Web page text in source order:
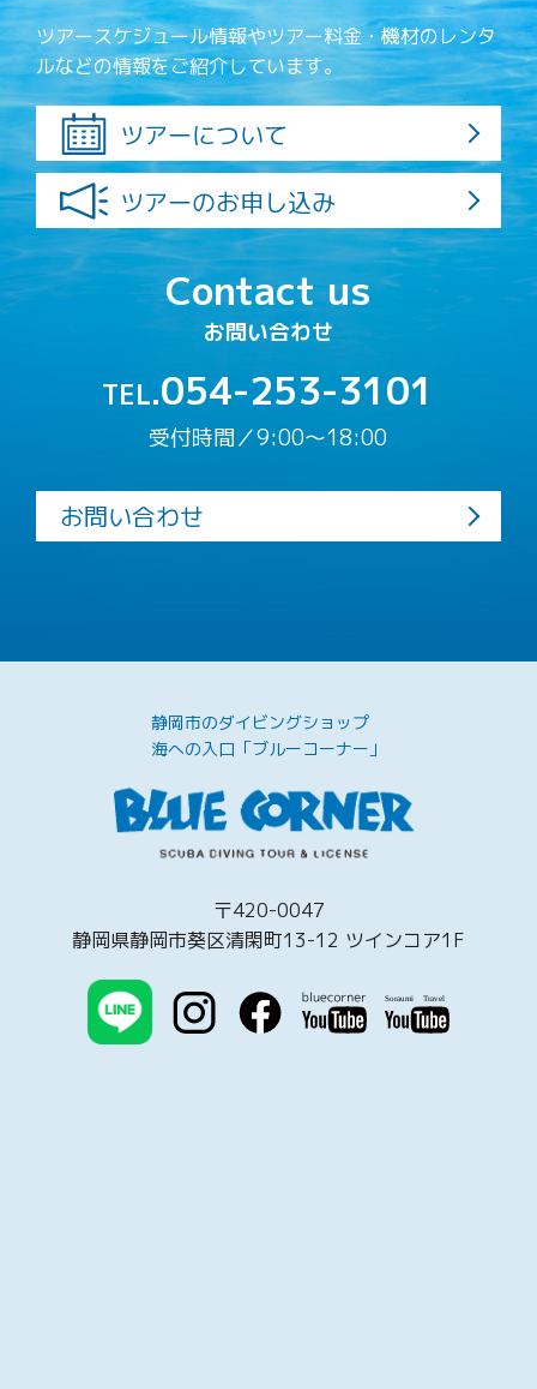
ツアースケジュール情報やツアー料金・機材のレンタ
ルなどの情報をご紹介しています。
ツアーについて
ツアーのお申し込み
Contact us
お問い合わせ
TEL.054-253-3101
受付時間／9:00〜18:00
お問い合わせ
静岡市のダイビングショップ
海への入口「ブルーコーナー」
〒420-0047
静岡県静岡市葵区清閑町13-12 ツインコア1F